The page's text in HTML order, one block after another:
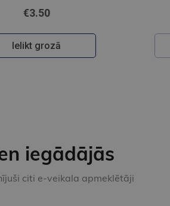
€5.85
Ielikt grozā
iegādājās
citi e-veikala apmeklētāji